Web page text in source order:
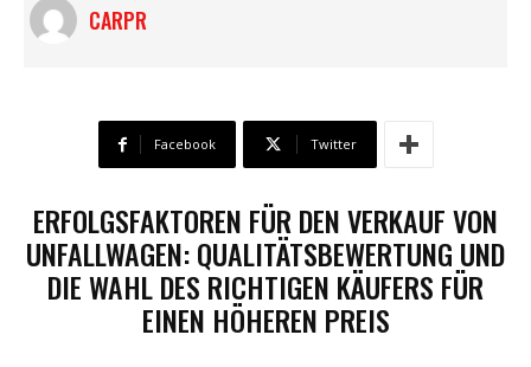
CARPR
Facebook Twitter
ERFOLGSFAKTOREN FÜR DEN VERKAUF VON
UNFALLWAGEN: QUALITÄTSBEWERTUNG UND
DIE WAHL DES RICHTIGEN KÄUFERS FÜR
EINEN HÖHEREN PREIS